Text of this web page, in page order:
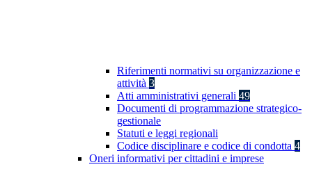
Riferimenti normativi su organizzazione e
attività 3
Atti amministrativi generali 49
Documenti di programmazione strategico-
gestionale
Statuti e leggi regionali
Codice disciplinare e codice di condotta 4
Oneri informativi per cittadini e imprese